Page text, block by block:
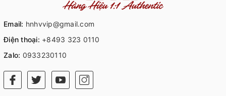
Email: hnhvvip@gmail.com
Điện thoại: +8493 323 0110
Zalo: 0933230110